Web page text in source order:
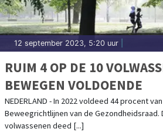
12 september 2023, 5:20 uur
RUIM 4 OP DE 10
BEWEGEN VOLDOENDE
NEDERLAND - In 2022 voldeed 44 procent
Beweegrichtlijnen van de Gezondheidsraad.
volwassenen deed [...]